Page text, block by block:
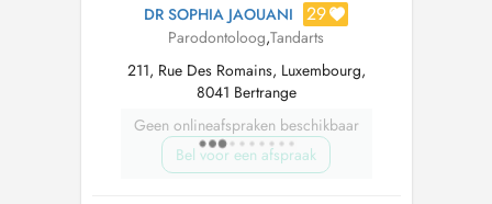
DR SOPHIA JAOUANI 29
Parodontoloog,Tandarts
211, Rue Des Romains, Luxembourg,
8041 Bertrange
Geen onlineafspraken beschikbaar
Bel voor een afspraak